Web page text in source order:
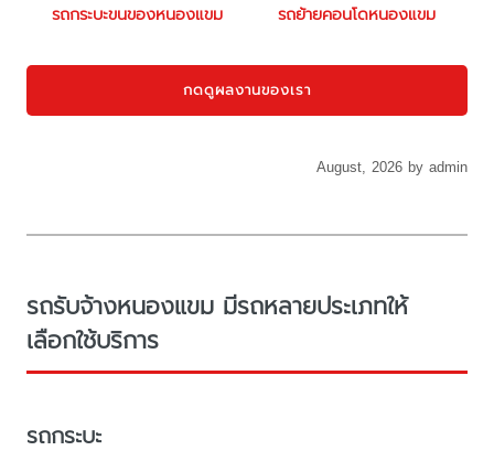
รถกระบะขนของหนองแขม รถย้ายคอนโดหนองแขม
กดดูผลงานของเรา
August, 2026 by admin
รถรับจ้างหนองแขม มีรถหลายประเภทให้
เลือกใช้บริการ
รถกระบะ